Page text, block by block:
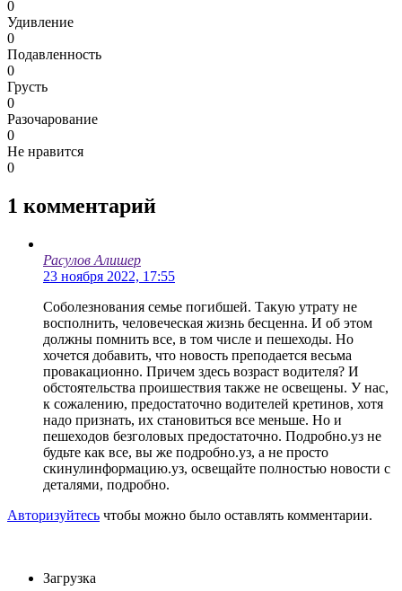
0
Удивление
0
Подавленность
0
Грусть
0
Разочарование
0
Не нравится
0
1 комментарий
Расулов Алишер
23 ноября 2022, 17:55
Соболезнования семье погибшей. Такую утрату не
восполнить, человеческая жизнь бесценна. И об этом
должны помнить все, в том числе и пешеходы. Но
хочется добавить, что новость преподается весьма
провакационно. Причем здесь возраст водителя? И
обстоятельства проишествия также не освещены. У нас,
к сожалению, предостаточно водителей кретинов, хотя
надо признать, их становиться все меньше. Но и
пешеходов безголовых предостаточно. Подробно.уз не
будьте как все, вы же подробно.уз, а не просто
скинулинформацию.уз, освещайте полностью новости с
деталями, подробно.
Авторизуйтесь чтобы можно было оставлять комментарии.
Загрузка